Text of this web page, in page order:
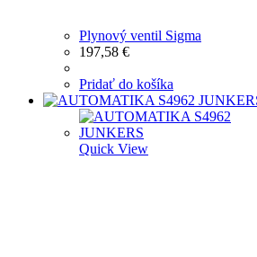
Plynový ventil Sigma
197,58 €
Pridať do košíka
Quick View